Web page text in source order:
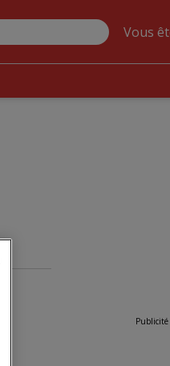
Vous
Publicité